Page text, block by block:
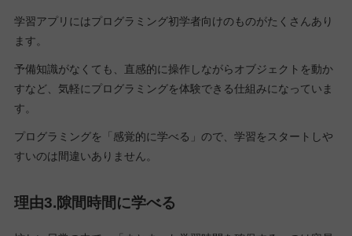
学習アプリにはプログラミング初学者向けのものがたくさんあり
ます。
予備知識がなくても、直感的に操作しながらオブジェクトを動か
すなど、気軽にプログラミングを体験できる仕組みになっていま
す。
プログラミングを「感覚的に学べる」ので、学習をスタートしや
すいのは間違いありません。
理由3.隙間時間に学べる